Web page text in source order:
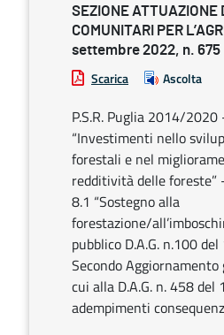
SEZIONE ATTUAZIONE
COMUNITARI PER
settembre 2022, n. 675
Scarica Ascolta
P.S.R. Puglia 2014/
“Investimenti nello
forestali e nel
redditività delle
8.1 “Sostegno alla
forestazione/
pubblico D.A.G. n.100
Secondo
cui alla D.A.G. n. 458 del
adempimenti